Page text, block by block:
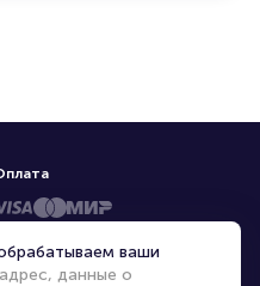
ваши
данные о